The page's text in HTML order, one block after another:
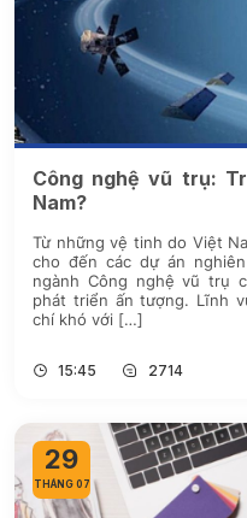
Công nghệ vũ trụ:
Nam?
Từ những vệ tinh do Việt
cho đến các dự án
ngành Công nghệ vũ trụ
phát triển ấn tượng. Lĩnh
chí khó với […]
15:45 2714
29
THÁNG 07